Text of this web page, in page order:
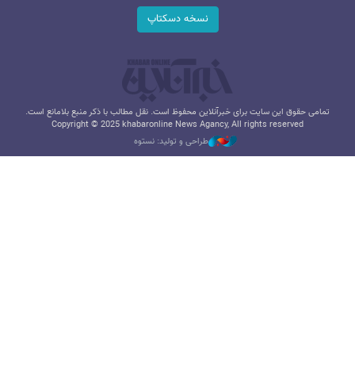
نسخه دسکتاپ
تمامی حقوق این سایت برای خبرآنلاین محفوظ است. نقل مطالب با ذکر منبع بلامانع است.
Copyright © 2025 khabaronline News Agancy, All rights reserved
طراحی و تولید: نستوه